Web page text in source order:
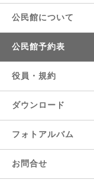
公民館について
公民館予約表
役員・規約
ダウンロード
フォトアルバム
お問合せ